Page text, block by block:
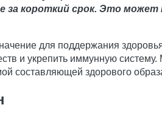
короткий срок. Это может
для поддержания
и укрепить иммунную систему.
составляющей здорового